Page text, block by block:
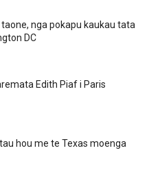
taone, nga pokapu kaukau tata
DC
Edith Piaf i Paris
hou me te Texas moenga